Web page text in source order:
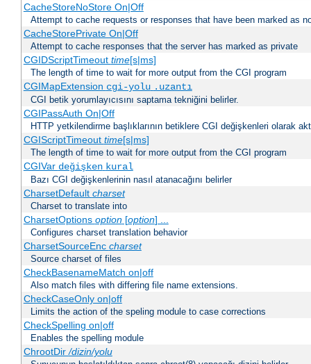
CacheStoreNoStore On|Off
Attempt to cache requests or responses that have been marked as
CacheStorePrivate On|Off
Attempt to cache responses that the server has marked as private
CGIDScriptTimeout time[s|ms]
The length of time to wait for more output from the CGI program
CGIMapExtension cgi-yolu .uzantı
CGI betik yorumlayıcısını saptama tekniğini belirler.
CGIPassAuth On|Off
HTTP yetkilendirme başlıklarının betiklere CGI değişkenleri olarak
CGIScriptTimeout time[s|ms]
The length of time to wait for more output from the CGI program
CGIVar değişken kural
Bazı CGI değişkenlerinin nasıl atanacağını belirler
CharsetDefault charset
Charset to translate into
CharsetOptions option[option] ...
Configures charset translation behavior
CharsetSourceEnc charset
Source charset of files
CheckBasenameMatch on|off
Also match files with differing file name extensions.
CheckCaseOnly on|off
Limits the action of the speling module to case corrections
CheckSpelling on|off
Enables the spelling module
ChrootDir/dizin/yolu